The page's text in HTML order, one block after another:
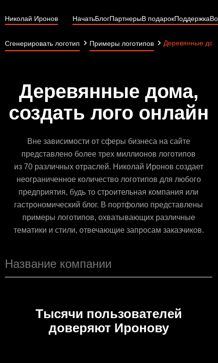
Николай Иронов НачатьБлогПартнерыВ подарокПоддержка
Сгенерировать логотип Примеры логотипов Деревянные
Деревянные дома,
создать лого онлайн
Вне зависимости от сферы бизнеса на сайте
представлено более трех миллионов логотипов
из 70 различных отраслей. Николай Иронов создает
неограниченное количество логотипов для любого
предприятия, будь то строительная компания или
гастрономический блог. В портфолио представлены
примеры логотипов, охватывающих различные
тематики и стили, отвечающие запросам заказчиков.
Тысячи пользователей
доверяют Иронову